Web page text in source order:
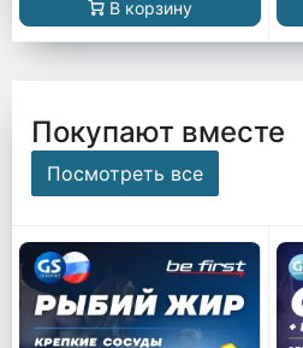
В корзину
Покупают вместе
Посмотреть все